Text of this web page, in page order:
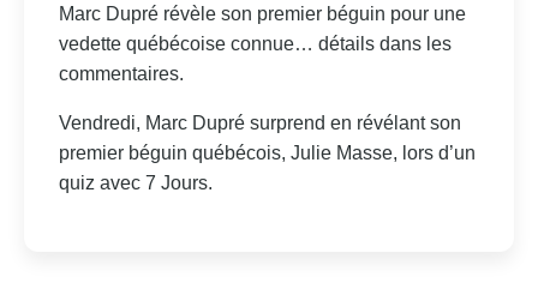
Marc Dupré révèle son premier béguin pour une
vedette québécoise connue… détails dans les
commentaires.
Vendredi, Marc Dupré surprend en révélant son
premier béguin québécois, Julie Masse, lors d’un
quiz avec 7 Jours.